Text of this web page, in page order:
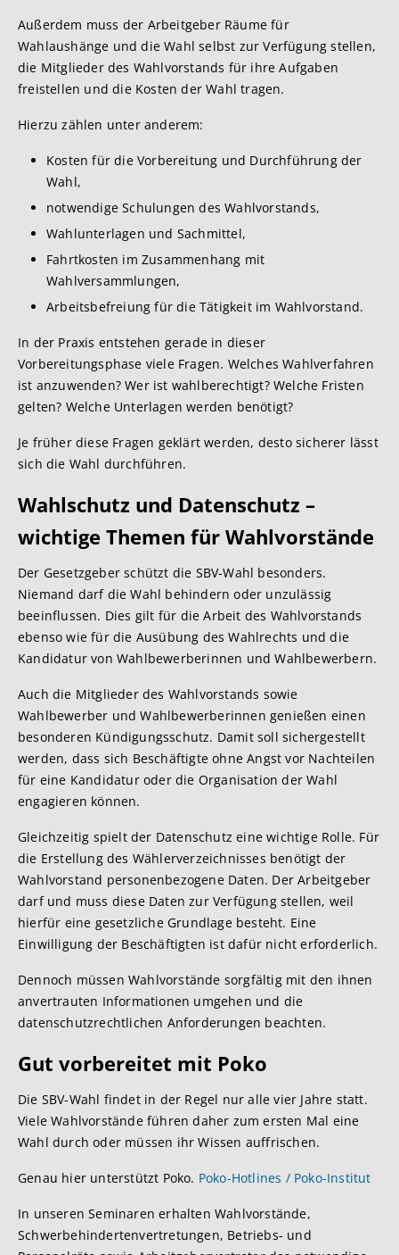
Außerdem muss der Arbeitgeber Räume für
Wahlaushänge und die Wahl selbst zur Verfügung stellen,
die Mitglieder des Wahlvorstands für ihre Aufgaben
freistellen und die Kosten der Wahl tragen.
Hierzu zählen unter anderem:
Kosten für die Vorbereitung und Durchführung der
Wahl,
notwendige Schulungen des Wahlvorstands,
Wahlunterlagen und Sachmittel,
Fahrtkosten im Zusammenhang mit
Wahlversammlungen,
Arbeitsbefreiung für die Tätigkeit im Wahlvorstand.
In der Praxis entstehen gerade in dieser
Vorbereitungsphase viele Fragen. Welches Wahlverfahren
ist anzuwenden? Wer ist wahlberechtigt? Welche Fristen
gelten? Welche Unterlagen werden benötigt?
Je früher diese Fragen geklärt werden, desto sicherer lässt
sich die Wahl durchführen.
Wahlschutz und Datenschutz –
wichtige Themen für Wahlvorstände
Der Gesetzgeber schützt die SBV-Wahl besonders.
Niemand darf die Wahl behindern oder unzulässig
beeinflussen. Dies gilt für die Arbeit des Wahlvorstands
ebenso wie für die Ausübung des Wahlrechts und die
Kandidatur von Wahlbewerberinnen und Wahlbewerbern.
Auch die Mitglieder des Wahlvorstands sowie
Wahlbewerber und Wahlbewerberinnen genießen einen
besonderen Kündigungsschutz. Damit soll sichergestellt
werden, dass sich Beschäftigte ohne Angst vor Nachteilen
für eine Kandidatur oder die Organisation der Wahl
engagieren können.
Gleichzeitig spielt der Datenschutz eine wichtige Rolle. Für
die Erstellung des Wählerverzeichnisses benötigt der
Wahlvorstand personenbezogene Daten. Der Arbeitgeber
darf und muss diese Daten zur Verfügung stellen, weil
hierfür eine gesetzliche Grundlage besteht. Eine
Einwilligung der Beschäftigten ist dafür nicht erforderlich.
Dennoch müssen Wahlvorstände sorgfältig mit den ihnen
anvertrauten Informationen umgehen und die
datenschutzrechtlichen Anforderungen beachten.
Gut vorbereitet mit Poko
Die SBV-Wahl findet in der Regel nur alle vier Jahre statt.
Viele Wahlvorstände führen daher zum ersten Mal eine
Wahl durch oder müssen ihr Wissen auffrischen.
Genau hier unterstützt Poko. Poko-Hotlines / Poko-Institut
In unseren Seminaren erhalten Wahlvorstände,
Schwerbehindertenvertretungen, Betriebs- und